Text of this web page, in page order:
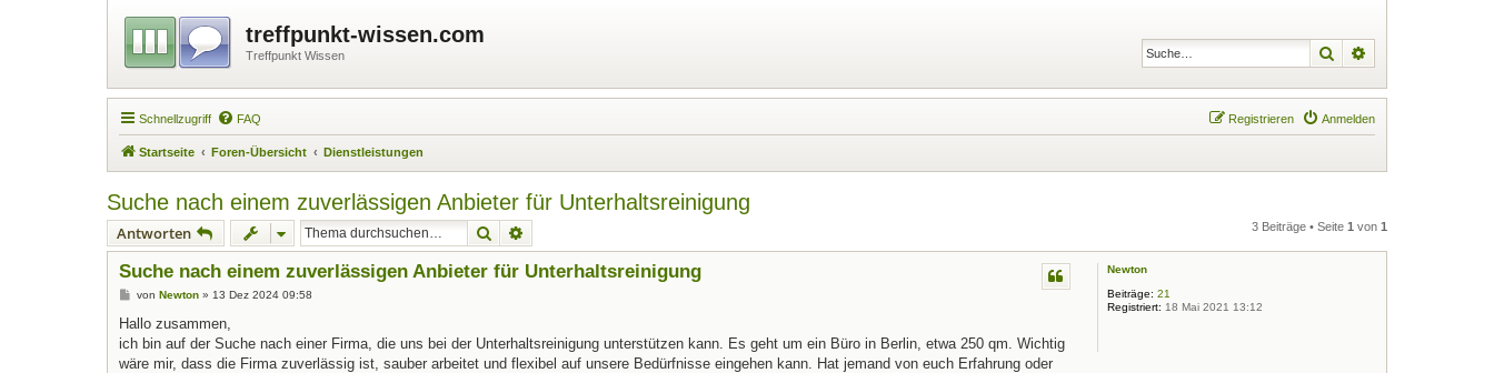
treffpunkt-wissen.com
Treffpunkt Wissen Suche
Schnellzugriff FAQ Anmelden
Registrieren
Startseite Foren-Übersicht Dienstleistungen
Suche nach einem zuverlässigen Anbieter für Unterhaltsreinigung
Antworten Suche 3 Beiträge • Seite 1 von 1
Newton
Beiträge: 21
Registriert: 18 Mai 2021 13:12
Suche nach einem zuverlässigen Anbieter für Unterhaltsreinigung
B
i
r
a
von Newton» 13 Dez 2024 09:58
Hallo zusammen,
ich bin auf der Suche nach einer Firma, die uns bei der Unterhaltsreinigung unterstützen kann. Es geht um ein Büro in Berlin, etwa 250 qm. Wichtig
wäre mir, dass die Firma zuverlässig ist, sauber arbeitet und flexibel auf unsere Bedürfnisse eingehen kann. Hat jemand von euch Erfahrung oder